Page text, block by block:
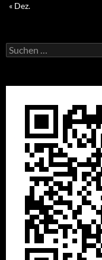
« Dez.
Suchen
nach: